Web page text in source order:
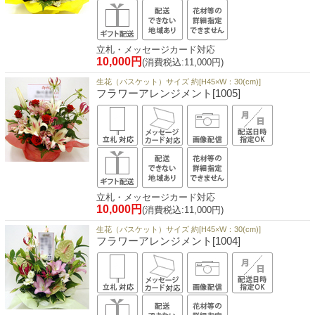
立札・メッセージカード対応
10,000円 (消費税込:11,000円)
生花（バスケット）サイズ 約[H45×W：30(cm)]
フラワーアレンジメント[1005]
立札・メッセージカード対応
10,000円 (消費税込:11,000円)
生花（バスケット）サイズ 約[H45×W：30(cm)]
フラワーアレンジメント[1004]